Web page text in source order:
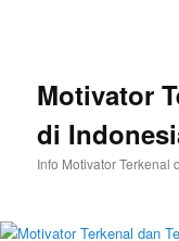
Motivator
di
Info Motivator Terkenal